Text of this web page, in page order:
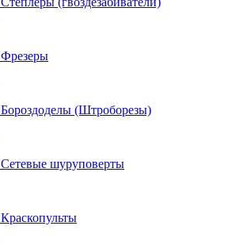
Фрезеры
Бороздоделы (Штроборезы)
Сетевые шуруповерты
Краскопульты